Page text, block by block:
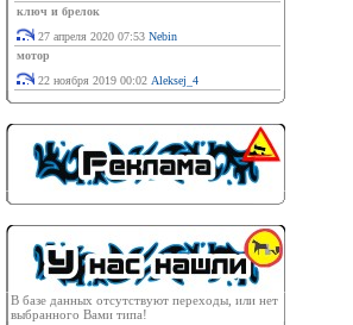
ключ и брелок
27 апреля 2020 07:53 Nebin
мотор
22 ноября 2019 00:02 Aleksej_4
В базе данных отсутствуют переходы, или нет
выбранного Вами типа!